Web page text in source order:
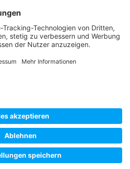
together.